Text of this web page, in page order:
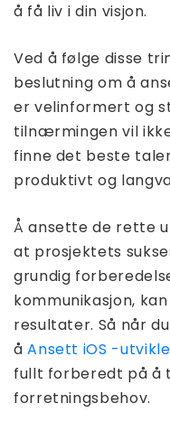
å få liv i din visjon.
Ved å følge disse
beslutning om å
er velinformert og
tilnærmingen vil
finne det beste
produktivt og
Å ansette de rette
at prosjektets
grundig
kommunikasjon,
resultater. Så når
åAnsett iOS -
fullt forberedt på å
forretningsbehov.